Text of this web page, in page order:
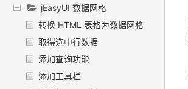
jEasyUI 数据网格
转换 HTML 表格为数据网格
取得选中行数据
添加查询功能
添加工具栏